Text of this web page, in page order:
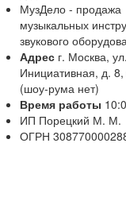
МузДело - продажа
музыкальных
звукового
Адрес г. Москва, ул.
Инициативная, д. 8,
(шоу-рума нет)
Время работы
ИП Порецкий М. М.
ОГРН